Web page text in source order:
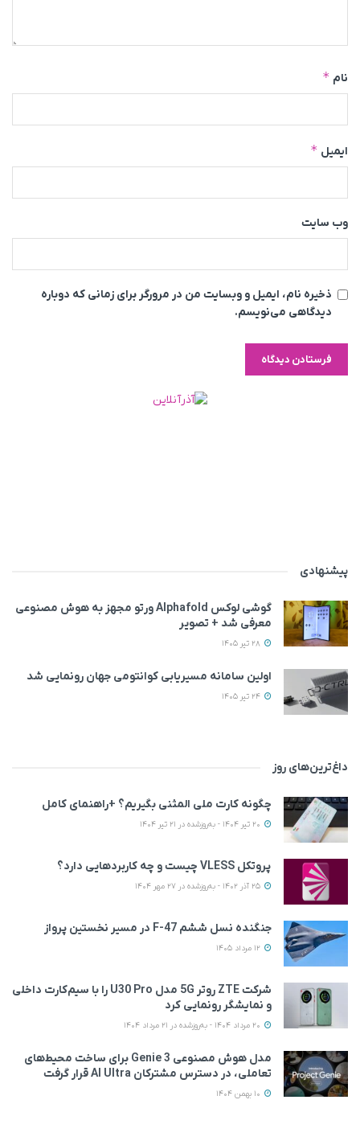
نام *
ایمیل *
وب‌ سایت
ذخیره نام، ایمیل و وبسایت من در مرورگر برای زمانی که دوباره
دیدگاهی می‌نویسم.
پیشنهادی
گوشی لوکس Alphafold ورتو مجهز به هوش مصنوعی
معرفی شد + تصویر
اولین سامانه مسیریابی کوانتومی جهان رونمایی شد
داغ‌ترین‌های روز
چگونه کارت ملی المثنی بگیریم؟ +راهنمای کامل
پروتکل VLESS چیست و چه کاربردهایی دارد؟
جنگنده نسل ششم F-47 در مسیر نخستین پرواز
شرکت ZTE روتر 5G مدل U30 Pro را با سیم‌کارت داخلی
و نمایشگر رونمایی کرد
مدل هوش مصنوعی Genie 3 برای ساخت محیط‌های
تعاملی، در دسترس مشترکان AI Ultra قرار گرفت